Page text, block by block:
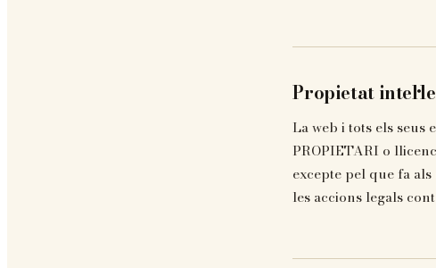
Propietat
La web i tots els seus
PROPIETARI o
excepte pel que fa
les accions legals